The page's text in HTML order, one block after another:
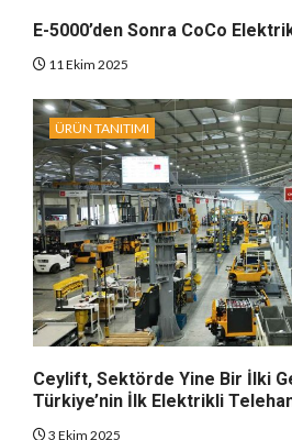
E-5000’den Sonra CoCo
11 Ekim 2025
ÜRÜN TANITIMI
Ceylift, Sektörde Yine Bir İlki
Türkiye’nin İlk Elektrikli
3 Ekim 2025